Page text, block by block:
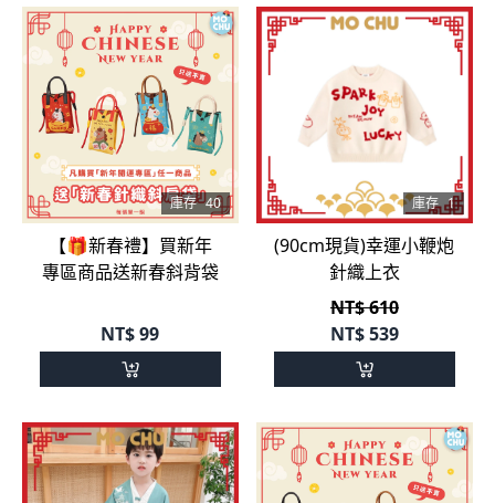
庫存 40
【🎁新春禮】買新年
專區商品送新春斜背袋
NT$99
庫存 1
(90cm現貨)幸運小鞭炮
針織上衣
NT$ 610
NT$539